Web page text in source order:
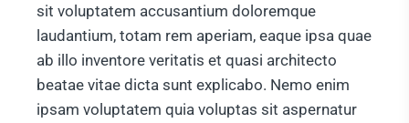
sit voluptatem accusantium doloremque
laudantium, totam rem aperiam, eaque ipsa quae
ab illo inventore veritatis et quasi architecto
beatae vitae dicta sunt explicabo. Nemo enim
ipsam voluptatem quia voluptas sit aspernatur